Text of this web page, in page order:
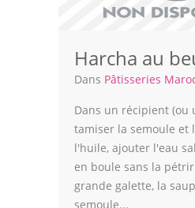
Thèmes
Espace Personnel
Harcha au
Dans Pâtisseries
Dans un récipient (ou
tamiser la semoule et
l'huile, ajouter l'eau
en boule sans la
grande galette, la
semoule...